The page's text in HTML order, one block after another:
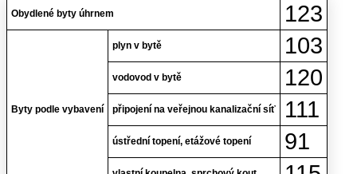
Obydlené byty úhrnem 123
Byty podle vybavení
plyn v bytě 103
vodovod v bytě 120
připojení na veřejnou kanalizační síť 111
ústřední topení, etážové topení 91